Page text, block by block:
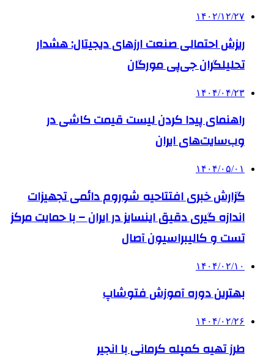
۱۴۰۲/۱۲/۲۷
ریزش احتمالی صنعت ارزهای دیجیتال: هشدار
تحلیلگران جی‌پی مورگان
۱۴۰۴/۰۴/۲۳
راهنمای پیدا کردن لیست قیمت کاشی در
وب‌سایت‌های ایران
۱۴۰۴/۰۵/۰۱
گزارش خبری افتتاحیه شوروم دائمی تجهیزات
اندازه گیری دقیق اینسایز در ایران – با حمایت مرکز
تست و کالیبراسیون آصال
۱۴۰۴/۰۲/۱۰
بهترین دوره آموزش فتوشاپ
۱۴۰۴/۰۲/۲۶
طرز تهیه کمپله کرمانی با انجیر